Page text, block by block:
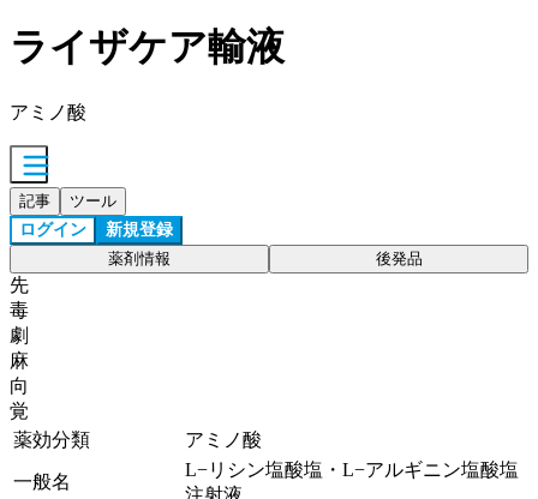
ライザケア輸液
アミノ酸
記事 ツール
ログイン 新規登録
薬剤情報 後発品
先
毒
劇
麻
向
覚
薬効分類
アミノ酸
一般名
L−リシン塩酸塩・L−アルギニン塩酸塩
注射液